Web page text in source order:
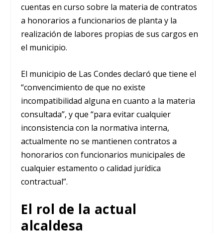
cuentas en curso sobre la materia de contratos
a honorarios a funcionarios de planta y la
realización de labores propias de sus cargos en
el municipio.
El municipio de Las Condes declaró que tiene el
“convencimiento de que no existe
incompatibilidad alguna en cuanto a la materia
consultada”, y que “para evitar cualquier
inconsistencia con la normativa interna,
actualmente no se mantienen contratos a
honorarios con funcionarios municipales de
cualquier estamento o calidad jurídica
contractual”.
El rol de la actual
alcaldesa